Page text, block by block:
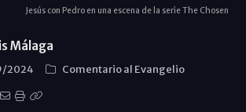
Jesús con Pedro en una escena de la serie The Chosen
Málaga
2024
Comentario al Evangelio